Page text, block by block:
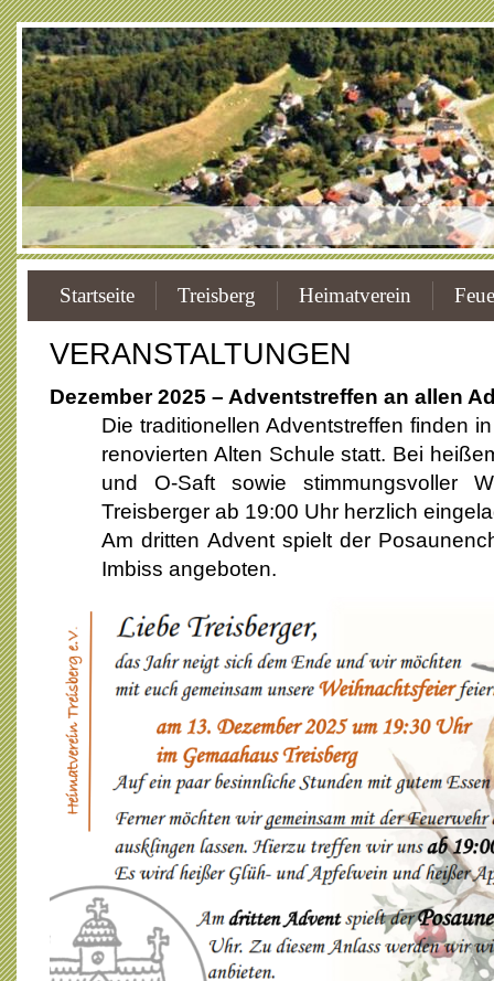
Startseite Treisberg Heimatverein
VERANSTALTUNGEN
Dezember 2025 – Adventstreffen an allen
Die traditionellen Adventstreffen finden
renovierten Alten Schule statt. Bei
und O-Saft sowie stimmungsvoller
Treisberger ab 19:00 Uhr herzlich
Am dritten Advent spielt der
Imbiss angeboten.